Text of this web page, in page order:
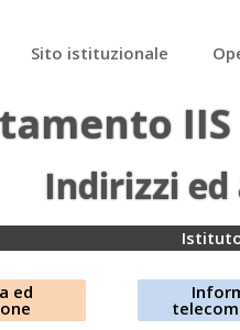
Sito istituzionale
Indirizzi
ed